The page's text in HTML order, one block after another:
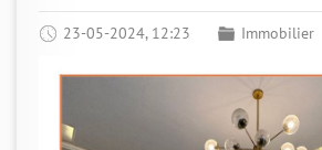
23-05-2024, 12:23 Immobilier